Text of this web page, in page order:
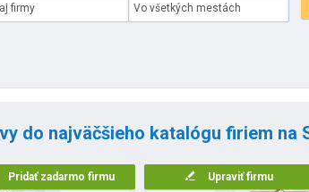
do najväčšieho katalógu firiem na
Pridať zadarmo firmu Upraviť firmu